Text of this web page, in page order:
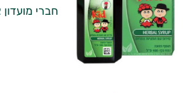
חברי מועדון